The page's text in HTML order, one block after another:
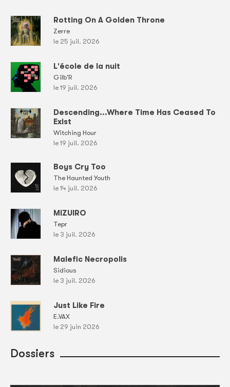
Rotting On A Golden Throne
Zerre
le 25 juil. 2026
L'école de la nuit
Gilb'R
le 19 juil. 2026
Descending...Where Time Has Ceased To
Exist
Witching Hour
le 19 juil. 2026
Boys Cry Too
The Haunted Youth
le 14 juil. 2026
MIZUIRO
Tepr
le 3 juil. 2026
Malefic Necropolis
Sidious
le 3 juil. 2026
Just Like Fire
E.VAX
le 29 juin 2026
Dossiers